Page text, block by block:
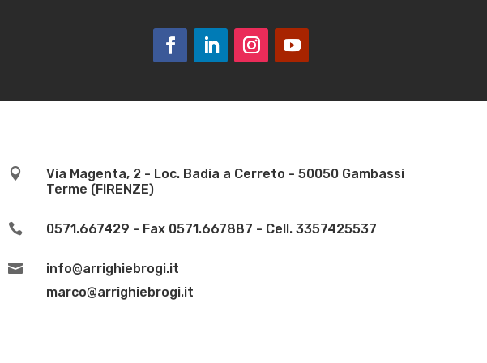

Via Magenta, 2 - Loc. Badia a Cerreto - 50050 Gambassi
Terme (FIRENZE)
 0571.667429 - Fax 0571.667887 - Cell. 3357425537

info@arrighiebrogi.it
marco@arrighiebrogi.it